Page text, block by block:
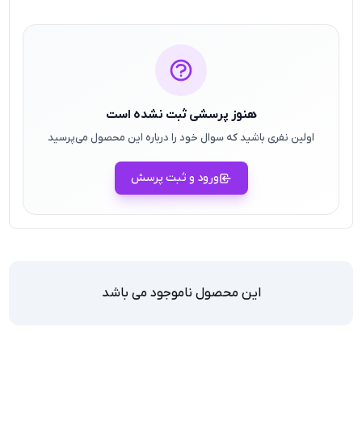
هنوز پرسشی ثبت نشده است
اولین نفری باشید که سوال خود را درباره این محصول می‌پرسید
ورود و ثبت پرسش
این محصول ناموجود می باشد